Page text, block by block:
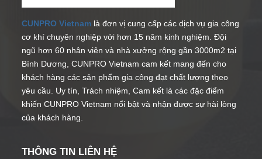
CUNPRO Vietnam là đơn vị cung cấp các dịch vụ gia công
cơ khí chuyên nghiệp với hơn 15 năm kinh nghiệm. Đội
ngũ hơn 60 nhân viên và nhà xưởng rộng gần 3000m2 tại
Bình Dương, CUNPRO Vietnam cam kết mang đến cho
khách hàng các sản phẩm gia công đạt chất lượng theo
yêu cầu. Uy tín, Trách nhiệm, Cam kết là các đặc điểm
khiến CUNPRO Vietnam nổi bật và nhận được sự hài lòng
của khách hàng.
THÔNG TIN LIÊN HỆ